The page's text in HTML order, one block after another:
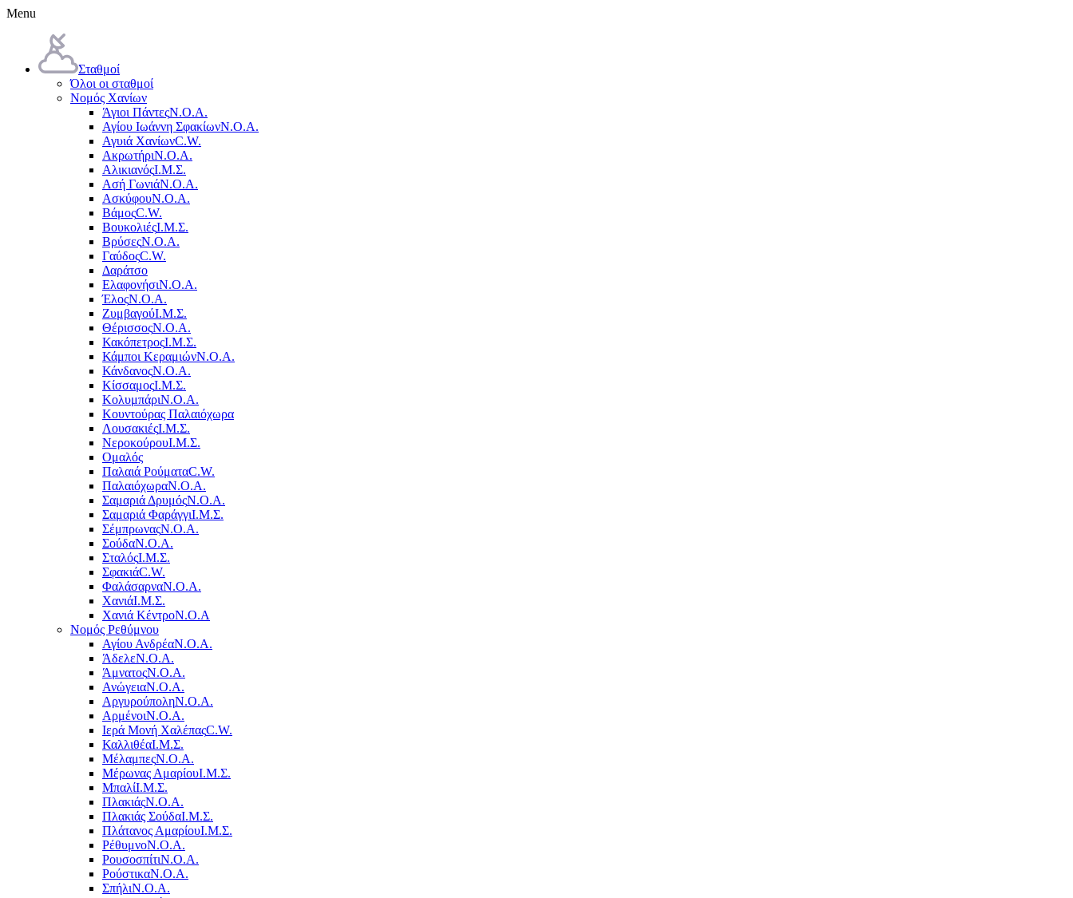
Menu
Σταθμοί
Όλοι οι σταθμοί
Νομός Χανίων
Άγιοι ΠάντεςΝ.Ο.Α.
Αγίου Ιωάννη ΣφακίωνΝ.Ο.Α.
Αγυιά ΧανίωνC.W.
ΑκρωτήριΝ.Ο.Α.
ΑλικιανόςΙ.Μ.Σ.
Ασή ΓωνιάΝ.Ο.Α.
ΑσκύφουΝ.Ο.Α.
ΒάμοςC.W.
ΒουκολιέςΙ.Μ.Σ.
ΒρύσεςΝ.Ο.Α.
ΓαύδοςC.W.
Δαράτσο
ΕλαφονήσιΝ.Ο.Α.
ΈλοςΝ.Ο.Α.
ΖυμβαγούΙ.Μ.Σ.
ΘέρισσοςΝ.Ο.Α.
ΚακόπετροςΙ.Μ.Σ.
Κάμποι ΚεραμιώνΝ.Ο.Α.
ΚάνδανοςΝ.Ο.Α.
ΚίσσαμοςΙ.Μ.Σ.
ΚολυμπάριΝ.Ο.Α.
Κουντούρας Παλαιόχωρα
ΛουσακιέςΙ.Μ.Σ.
ΝεροκούρουΙ.Μ.Σ.
Ομαλός
Παλαιά ΡούματαC.W.
ΠαλαιόχωραΝ.Ο.Α.
Σαμαριά ΔρυμόςΝ.Ο.Α.
Σαμαριά ΦαράγγιΙ.Μ.Σ.
ΣέμπρωναςΝ.Ο.Α.
ΣούδαΝ.Ο.Α.
ΣταλόςΙ.Μ.Σ.
ΣφακιάC.W.
ΦαλάσαρναΝ.Ο.Α.
ΧανιάΙ.Μ.Σ.
Χανιά ΚέντροN.O.A
Νομός Ρεθύμνου
Αγίου ΑνδρέαΝ.Ο.Α.
ΆδελεΝ.Ο.Α.
ΆμνατοςΝ.Ο.Α.
ΑνώγειαΝ.Ο.Α.
ΑργυρούποληΝ.Ο.Α.
ΑρμένοιΝ.Ο.Α.
Ιερά Μονή ΧαλέπαςC.W.
ΚαλλιθέαΙ.Μ.Σ.
ΜέλαμπεςΝ.Ο.Α.
Μέρωνας ΑμαρίουΙ.Μ.Σ.
ΜπαλίΙ.Μ.Σ.
ΠλακιάςΝ.Ο.Α.
Πλακιάς ΣούδαΙ.Μ.Σ.
Πλάτανος ΑμαρίουΙ.Μ.Σ.
ΡέθυμνοΝ.Ο.Α.
ΡουσοσπίτιΝ.Ο.Α.
ΡούστικαΝ.Ο.Α.
ΣπήλιΝ.Ο.Α.